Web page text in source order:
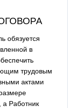
обязуется
в
трудовым
актами
а Работник